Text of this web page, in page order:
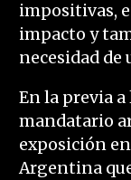
impositivas,
impacto y
necesidad de
En la previa
mandatario
exposición
Argentina